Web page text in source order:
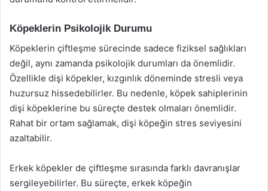
Köpeklerin Psikolojik Durumu
Köpeklerin çiftleşme sürecinde sadece fiziksel sağlıkları
değil, aynı zamanda psikolojik durumları da önemlidir.
Özellikle dişi köpekler, kızgınlık döneminde stresli veya
huzursuz hissedebilirler. Bu nedenle, köpek sahiplerinin
dişi köpeklerine bu süreçte destek olmaları önemlidir.
Rahat bir ortam sağlamak, dişi köpeğin stres seviyesini
azaltabilir.
Erkek köpekler de çiftleşme sırasında farklı davranışlar
sergileyebilirler. Bu süreçte, erkek köpeğin